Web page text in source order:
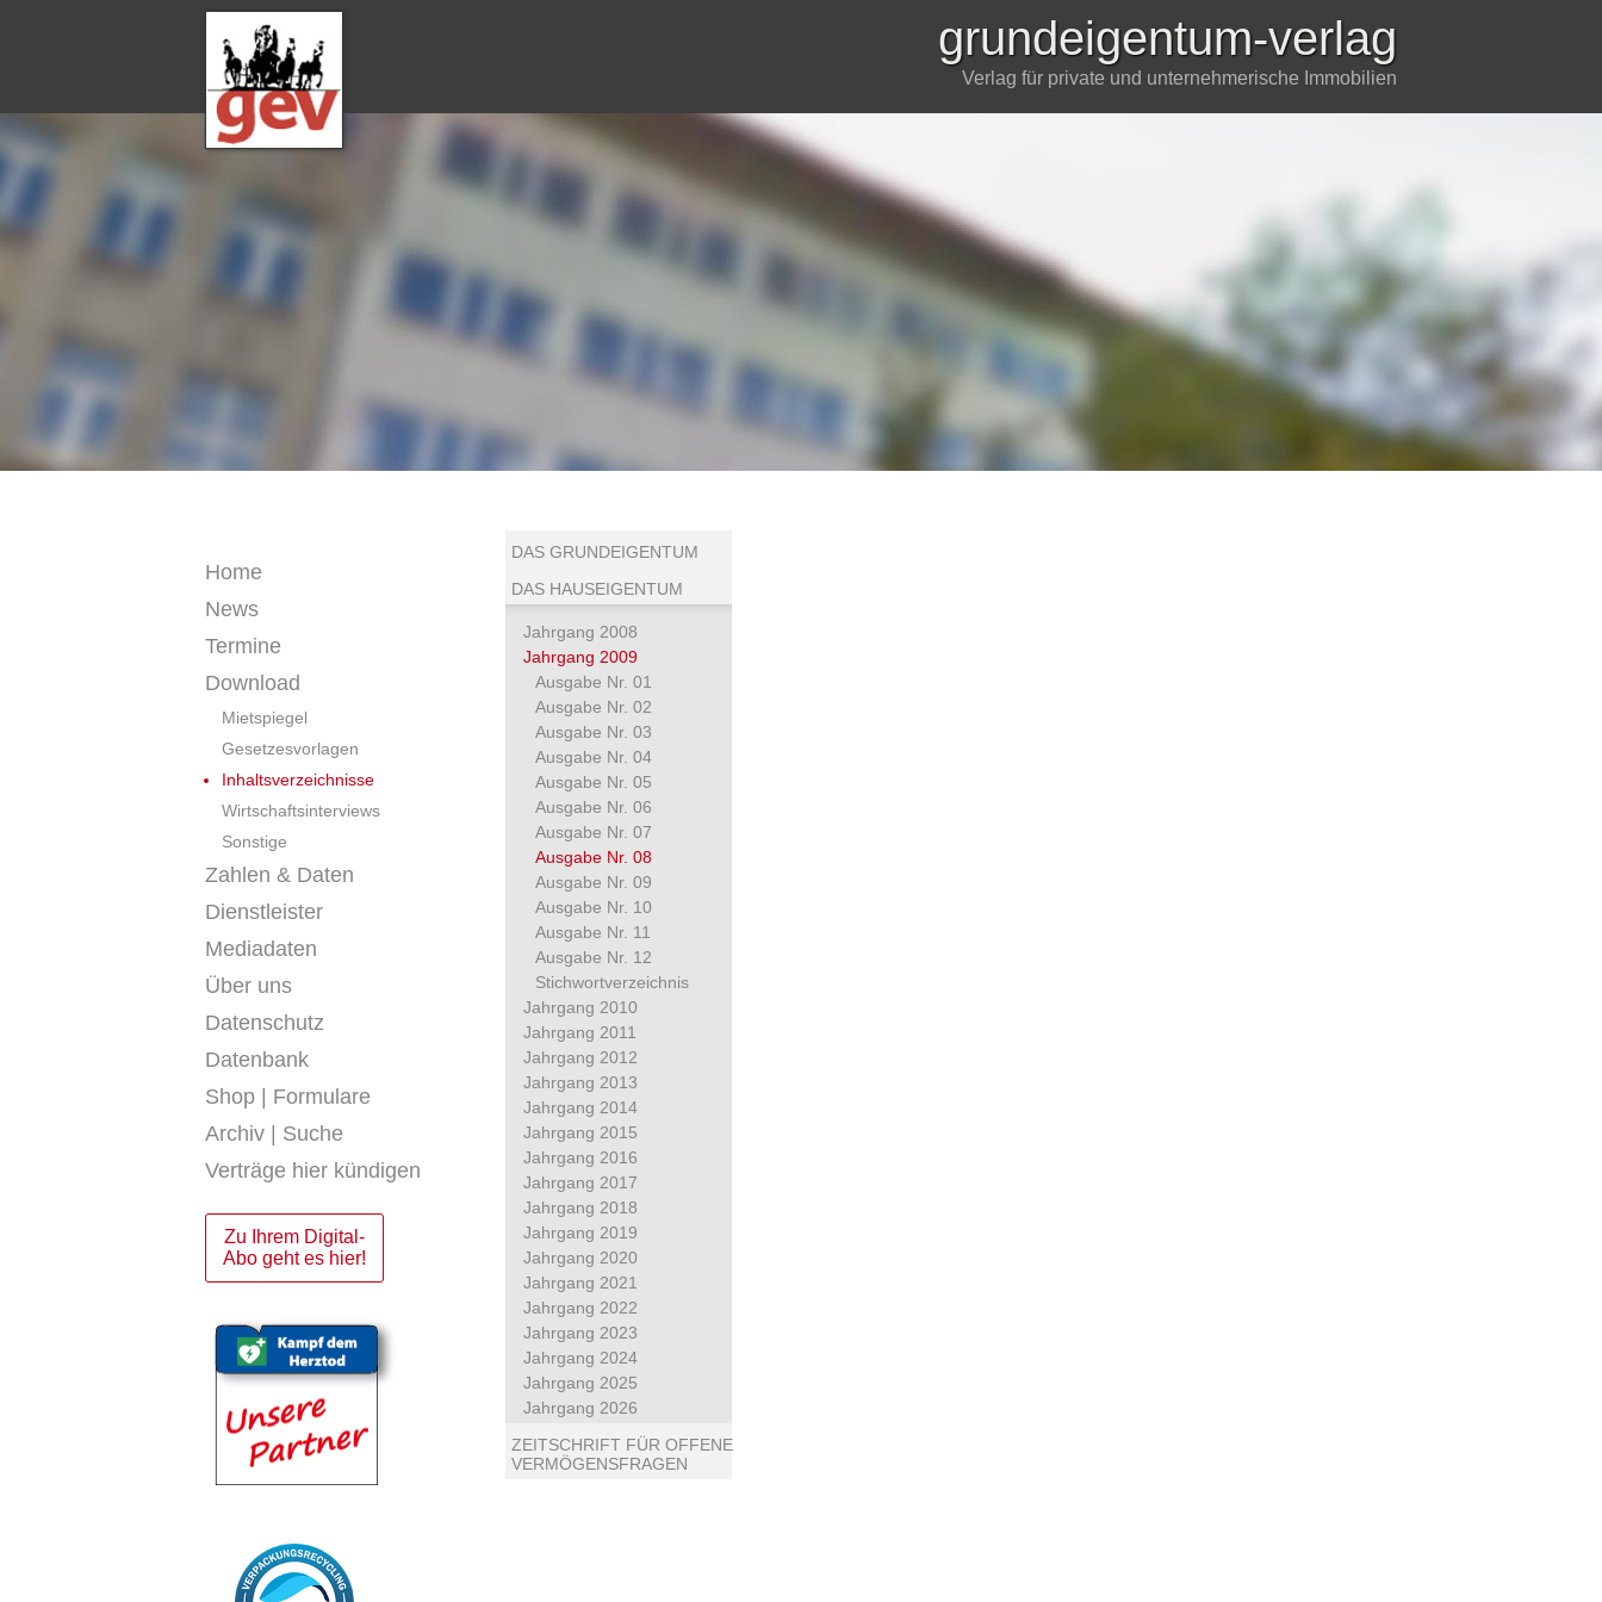
grundeigentum-verlag
Verlag für private und unternehmerische Immobilien
Home
News
Termine
Download
Mietspiegel
Gesetzesvorlagen
Inhaltsverzeichnisse
Wirtschaftsinterviews
Sonstige
Zahlen & Daten
Dienstleister
Mediadaten
Über uns
Datenschutz
Datenbank
Shop | Formulare
Archiv | Suche
Verträge hier kündigen
Zu Ihrem Digital-
Abo geht es hier!
DAS GRUNDEIGENTUM
DAS HAUSEIGENTUM
Jahrgang 2008
Jahrgang 2009
Ausgabe Nr. 01
Ausgabe Nr. 02
Ausgabe Nr. 03
Ausgabe Nr. 04
Ausgabe Nr. 05
Ausgabe Nr. 06
Ausgabe Nr. 07
Ausgabe Nr. 08
Ausgabe Nr. 09
Ausgabe Nr. 10
Ausgabe Nr. 11
Ausgabe Nr. 12
Stichwortverzeichnis
Jahrgang 2010
Jahrgang 2011
Jahrgang 2012
Jahrgang 2013
Jahrgang 2014
Jahrgang 2015
Jahrgang 2016
Jahrgang 2017
Jahrgang 2018
Jahrgang 2019
Jahrgang 2020
Jahrgang 2021
Jahrgang 2022
Jahrgang 2023
Jahrgang 2024
Jahrgang 2025
Jahrgang 2026
ZEITSCHRIFT FÜR OFFENE
VERMÖGENSFRAGEN